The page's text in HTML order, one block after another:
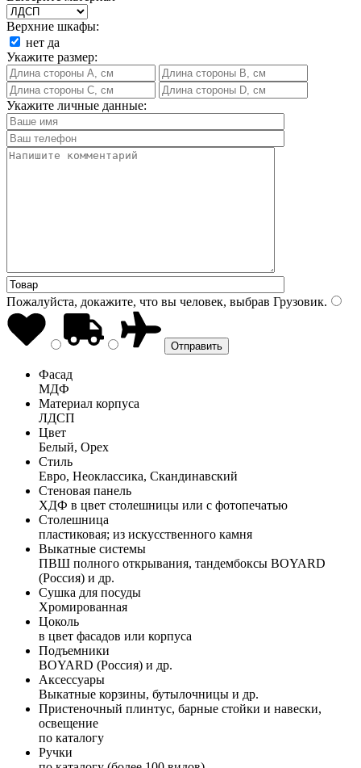
Верхние шкафы:
нет да
Укажите размер:
Укажите личные данные:
Пожалуйста, докажите, что вы человек, выбрав Грузовик.
Фасад
МДФ
Материал корпуса
ЛДСП
Цвет
Белый, Орех
Стиль
Евро, Неоклассика, Скандинавский
Стеновая панель
ХДФ в цвет столешницы или с фотопечатью
Столешница
пластиковая; из искусственного камня
Выкатные системы
ПВШ полного открывания, тандембоксы BOYARD
(Россия) и др.
Сушка для посуды
Хромированная
Цоколь
в цвет фасадов или корпуса
Подъемники
BOYARD (Россия) и др.
Аксессуары
Выкатные корзины, бутылочницы и др.
Пристеночный плинтус, барные стойки и навески,
освещение
по каталогу
Ручки